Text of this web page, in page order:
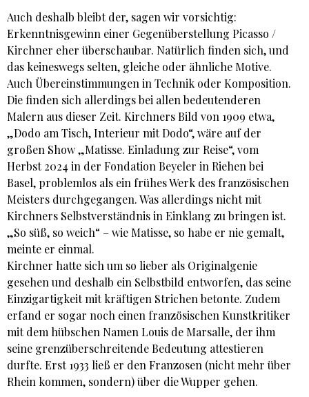
Auch deshalb bleibt der, sagen wir vorsichtig:
Erkenntnisgewinn einer Gegenüberstellung Picasso /
Kirchner eher überschaubar. Natürlich finden sich, und
das keineswegs selten, gleiche oder ähnliche Motive.
Auch Übereinstimmungen in Technik oder Komposition.
Die finden sich allerdings bei allen bedeutenderen
Malern aus dieser Zeit. Kirchners Bild von 1909 etwa,
„Dodo am Tisch, Interieur mit Dodo“, wäre auf der
großen Show „Matisse. Einladung zur Reise“, vom
Herbst 2024 in der Fondation Beyeler in Riehen bei
Basel, problemlos als ein frühes Werk des französischen
Meisters durchgegangen. Was allerdings nicht mit
Kirchners Selbstverständnis in Einklang zu bringen ist.
„So süß, so weich“ – wie Matisse, so habe er nie gemalt,
meinte er einmal.
Kirchner hatte sich um so lieber als Originalgenie
gesehen und deshalb ein Selbstbild entworfen, das seine
Einzigartigkeit mit kräftigen Strichen betonte. Zudem
erfand er sogar noch einen französischen Kunstkritiker
mit dem hübschen Namen Louis de Marsalle, der ihm
seine grenzüberschreitende Bedeutung attestieren
durfte. Erst 1933 ließ er den Franzosen (nicht mehr über
Rhein kommen, sondern) über die Wupper gehen.